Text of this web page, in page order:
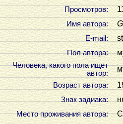
Просмотров:
Имя автора:
Е-mail:
Пол автора:
Человека, какого пола ищет
автор:
Возраст автора:
Знак задиака:
Место проживания автора: